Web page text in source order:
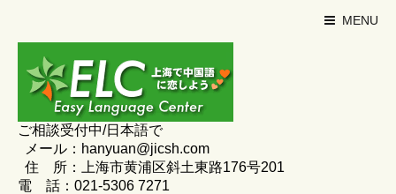
MENU
ご相談受付中/日本語で
メール：hanyuan@jicsh.com
住 所：上海市黄浦区斜土東路176号201
電 話：021-5306 7271